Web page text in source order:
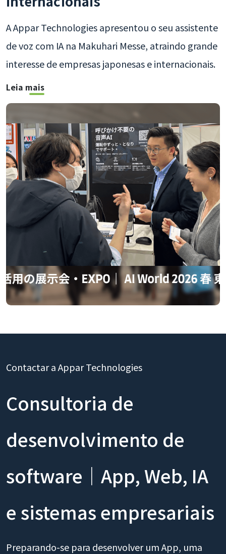
A Appar Technologies apresentou o seu assistente
de voz com IA na Makuhari Messe, atraindo grande
interesse de empresas japonesas e internacionais.
Leia mais
Contactar a Appar Technologies
Consultoria de
desenvolvimento de
software｜App, Web, IA
e sistemas empresariais
Preparando-se para desenvolver um App, uma